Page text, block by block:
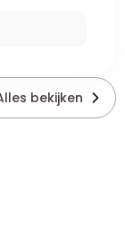
bekijken